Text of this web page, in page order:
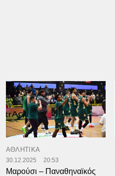
ΑΘΛΗΤΙΚΑ
30.12.2025 20:53
Μαρούσι – Παναθηναϊκός